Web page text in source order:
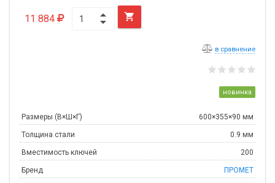
11 884 
в сравнение
новинка
Размеры (В×Ш×Г) 600×355×90 мм
Толщина стали 0.9 мм
Вместимость ключей 200
Бренд ПРОМЕТ